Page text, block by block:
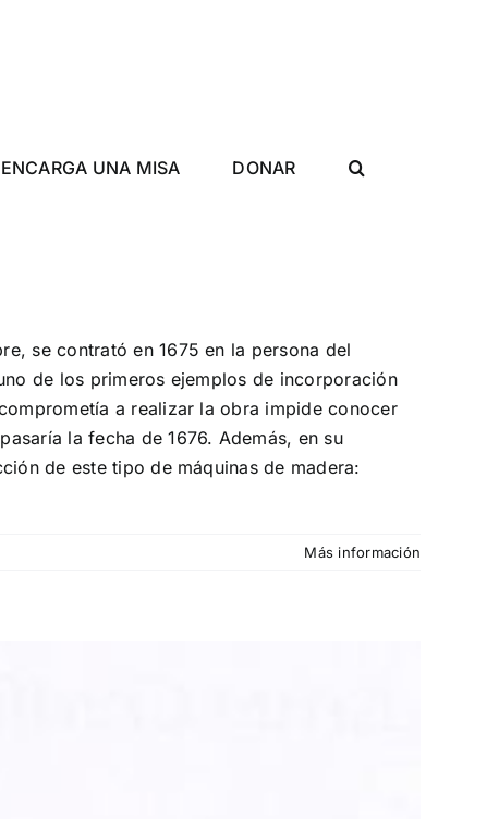
ENCARGA UNA MISA DONAR
se contrató en 1675 en la persona del
de los primeros ejemplos de incorporación
a realizar la obra impide conocer
la fecha de 1676. Además, en su
de este tipo de máquinas de madera:
Más información